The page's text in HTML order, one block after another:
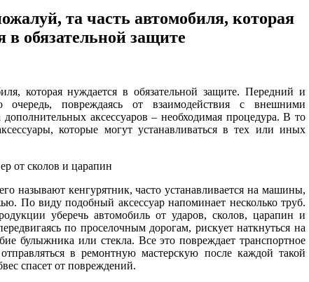
та часть автомобиля, которая
в обязательной защите
которая нуждается в обязательной защите. Передний и
повреждаясь от взаимодействия с внешними
аксессуаров – необходимая процедура. В то
которые могут устанавливаться в тех или иных
от сколов и царапин
называют кенгурятник, часто устанавливается на машины,
По виду подобный аксессуар напоминает несколько труб.
уберечь автомобиль от ударов, сколов, царапин и
по проселочным дорогам, рискует наткнуться на
булыжника или стекла. Все это повреждает транспортное
в ремонтную мастерскую после каждой такой
спасет от повреждений.